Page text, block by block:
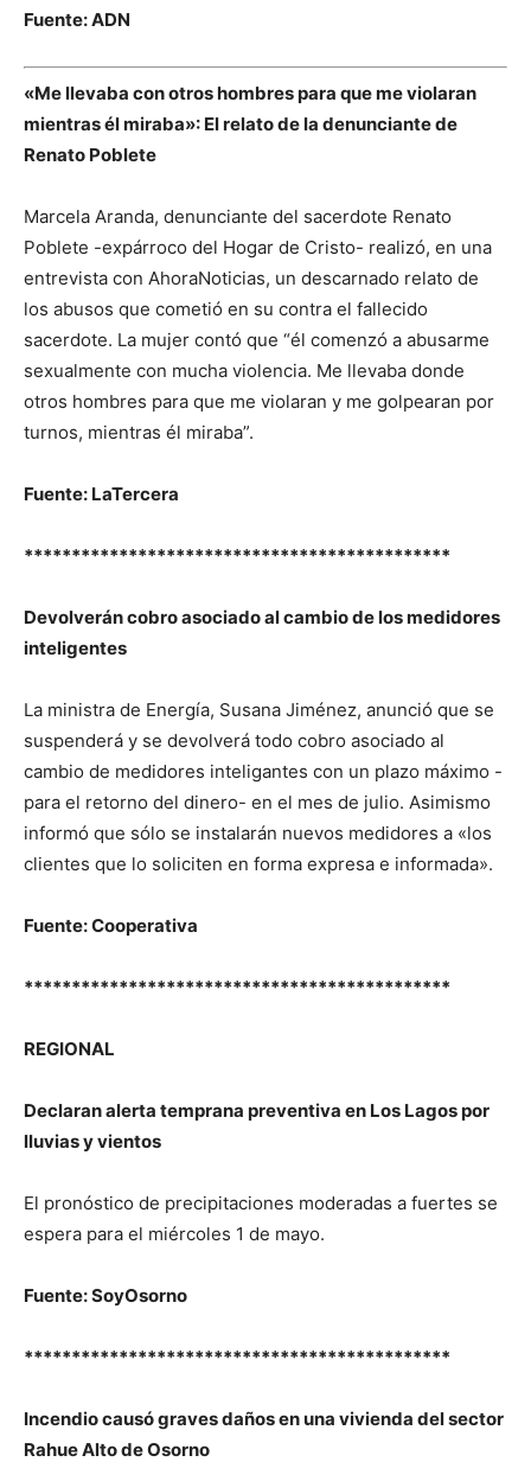
Fuente: ADN
«Me llevaba con otros hombres para que me violaran
mientras él miraba»: El relato de la denunciante de
Renato Poblete
Marcela Aranda, denunciante del sacerdote Renato
Poblete -expárroco del Hogar de Cristo- realizó, en una
entrevista con AhoraNoticias, un descarnado relato de
los abusos que cometió en su contra el fallecido
sacerdote. La mujer contó que “él comenzó a abusarme
sexualmente con mucha violencia. Me llevaba donde
otros hombres para que me violaran y me golpearan por
turnos, mientras él miraba”.
Fuente: LaTercera
*********************************************
Devolverán cobro asociado al cambio de los medidores
inteligentes
La ministra de Energía, Susana Jiménez, anunció que se
suspenderá y se devolverá todo cobro asociado al
cambio de medidores inteligantes con un plazo máximo -
para el retorno del dinero- en el mes de julio. Asimismo
informó que sólo se instalarán nuevos medidores a «los
clientes que lo soliciten en forma expresa e informada».
Fuente: Cooperativa
*********************************************
REGIONAL
Declaran alerta temprana preventiva en Los Lagos por
lluvias y vientos
El pronóstico de precipitaciones moderadas a fuertes se
espera para el miércoles 1 de mayo.
Fuente: SoyOsorno
*********************************************
Incendio causó graves daños en una vivienda del sector
Rahue Alto de Osorno